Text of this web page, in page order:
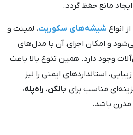
مانع حفظ گردد.
انواع شیشه‌های سکوریت، لمینت و
و امکان اجرای آن با مدل‌های
وجود دارد. همین تنوع بالا باعث
استانداردهای ایمنی را نیز
مناسب برای بالکن، راه‌پله،
باشد.